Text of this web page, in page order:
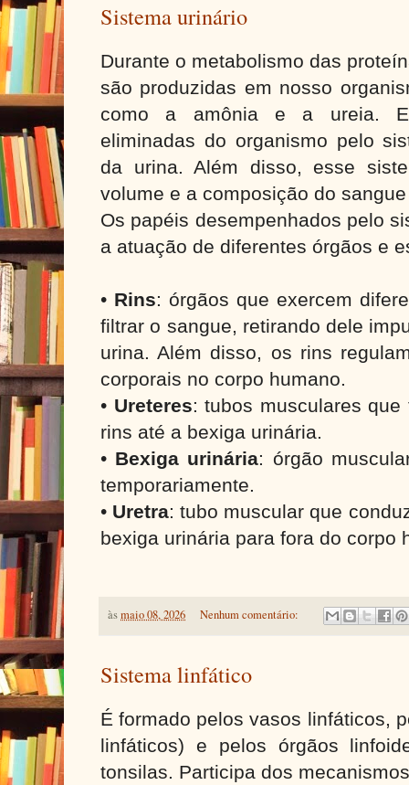
Sistema urinário
Durante o metabolismo das
são produzidas em nosso
como a amônia e a ureia.
eliminadas do organismo pelo
da urina. Além disso, esse
volume e a composição do
Os papéis desempenhados pelo
a atuação de diferentes órgãos e
• Rins: órgãos que exercem
filtrar o sangue, retirando dele
urina. Além disso, os rins
corporais no corpo humano.
• Ureteres: tubos musculares
rins até a bexiga urinária.
• Bexiga urinária: órgão
temporariamente.
• Uretra: tubo muscular que
bexiga urinária para fora do corpo
àsmaio 08, 2026 Nenhum comentário:
Sistema linfático
É formado pelos vasos linfáticos,
linfáticos) e pelos órgãos
tonsilas. Participa dos